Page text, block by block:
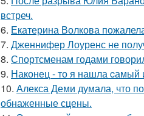
встреч.
6. Екатерина Волкова
7. Дженнифер Лоуренс не
8. Спортсменам годами
9. Наконец - то я нашла cамый
10. Алекса Деми думала, что
обнаженные сцены.